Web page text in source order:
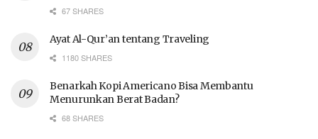
67 SHARES
Ayat Al-Qur’an tentang Traveling
1180 SHARES
Benarkah Kopi Americano Bisa Membantu
Menurunkan Berat Badan?
68 SHARES